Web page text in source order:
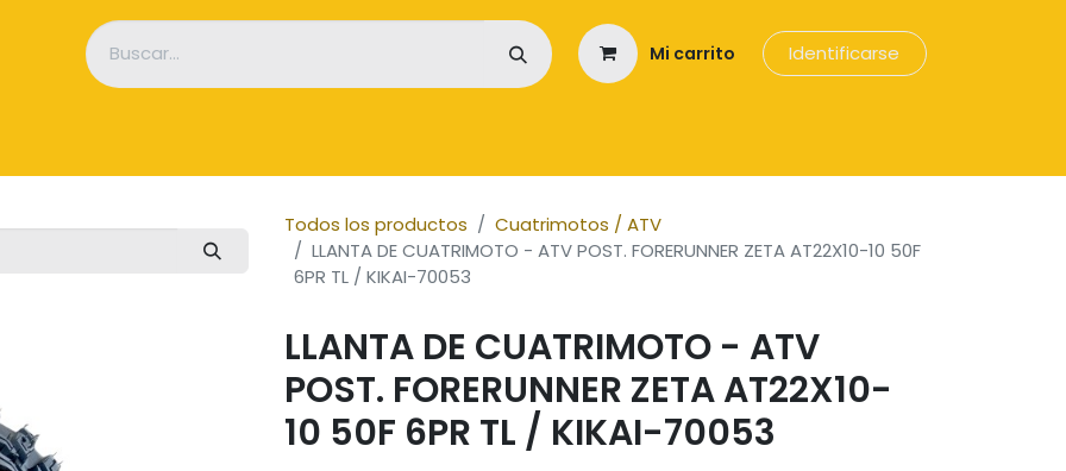
Mi carrito Identificarse
Todos los productos
Cuatrimotos / ATV
LLANTA DE CUATRIMOTO - ATV POST. FORERUNNER ZETA AT22X10-10 50F
6PR TL / KIKAI-70053
LLANTA DE CUATRIMOTO - ATV
POST. FORERUNNER ZETA AT22X10-
10 50F 6PR TL / KIKAI-70053